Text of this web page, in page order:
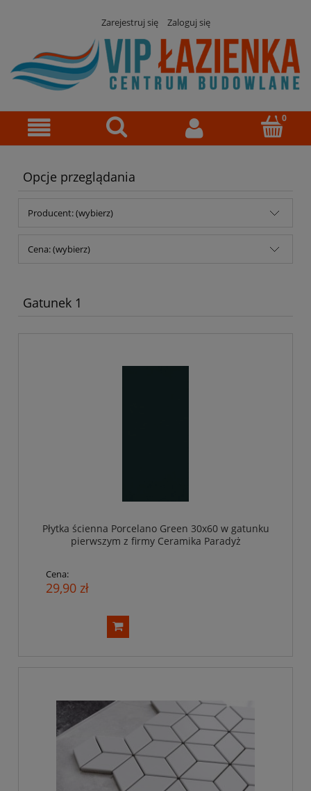
Zarejestruj się Zaloguj się
Opcje przeglądania
Producent: (wybierz)
Cena: (wybierz)
Gatunek 1
Płytka ścienna Porcelano Green 30x60 w gatunku
pierwszym z firmy Ceramika Paradyż
Cena:
29,90 zł